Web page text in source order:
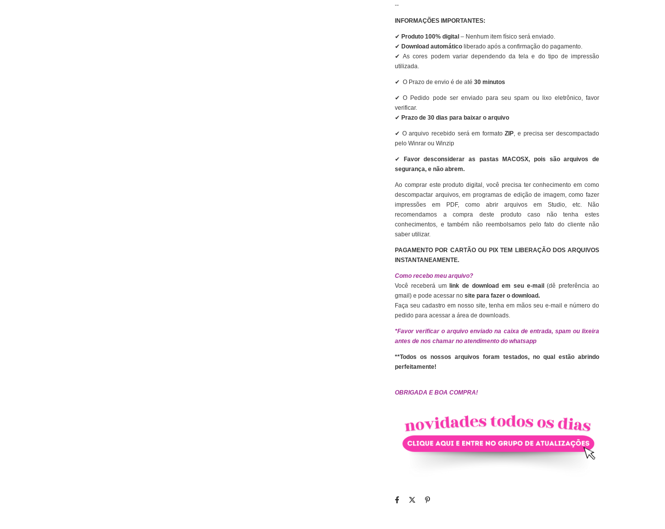
--
INFORMAÇÕES IMPORTANTES:
✔ Produto 100% digital – Nenhum item físico será enviado.
✔ Download automático liberado após a confirmação do pagamento.
✔ As cores podem variar dependendo da tela e do tipo de impressão
utilizada.
✔ O Prazo de envio é de até 30 minutos
✔ O Pedido pode ser enviado para seu spam ou lixo eletrônico, favor
verificar.
✔ Prazo de 30 dias para baixar o arquivo
✔ O arquivo recebido será em formatoZIP, e precisa ser descompactado
pelo Winrar ou Winzip
✔
Favor desconsiderar as pastas MACOSX, pois são arquivos de
segurança, e não abrem.
Ao comprar este produto digital, você precisa ter conhecimento em como
descompactar arquivos, em programas de edição de imagem, como fazer
impressões em PDF, como abrir arquivos em Studio, etc. Não
recomendamos a compra deste produto caso não tenha estes
conhecimentos, e também não reembolsamos pelo fato do cliente não
saber utilizar.
PAGAMENTO POR CARTÃO OU PIX TEM LIBERAÇÃO DOS ARQUIVOS
INSTANTANEAMENTE.
Como recebo meu arquivo?
Você receberá um link de download em seu e-mail(dê preferência ao
gmail) e pode acessar no site para fazer o download.
Faça seu cadastro em nosso site, tenha em mãos seu e-mail e número do
pedido para acessar a área de downloads.
*Favor verificar o arquivo enviado na caixa de entrada, spam ou lixeira
antes de nos chamar no atendimento do whatsapp
**Todos os nossos arquivos foram testados, no qual estão abrindo
perfeitamente!
OBRIGADA E BOA COMPRA!